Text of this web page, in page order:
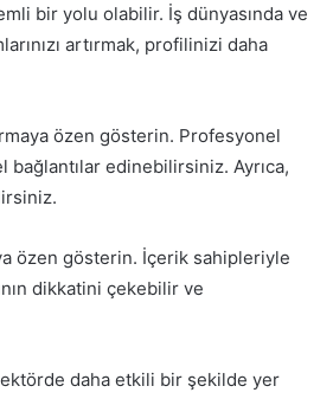
bir yolu olabilir. İş dünyasında ve
artırmak, profilinizi daha
özen gösterin. Profesyonel
edinebilirsiniz. Ayrıca,
özen gösterin. İçerik sahipleriyle
dikkatini çekebilir ve
daha etkili bir şekilde yer